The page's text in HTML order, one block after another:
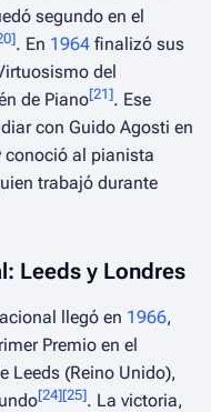
segundo en el
]. En 1964 finalizó sus
del
de Piano[21]. Ese
con Guido Agosti en
conoció al pianista
trabajó durante
Leeds y Londres
llegó en 1966,
Premio en el
Leeds (Reino Unido),
[24][25]. La victoria,